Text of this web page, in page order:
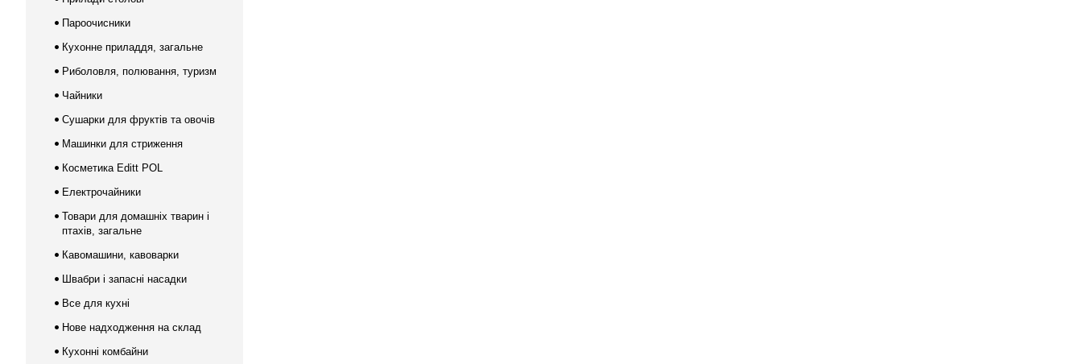
Пароочисники
Кухонне приладдя, загальне
Риболовля, полювання, туризм
Чайники
Сушарки для фруктів та овочів
Машинки для стриження
Косметика Editt POL
Електрочайники
Товари для домашніх тварин і
птахів, загальне
Кавомашини, кавоварки
Швабри і запасні насадки
Все для кухні
Нове надходження на склад
Кухонні комбайни